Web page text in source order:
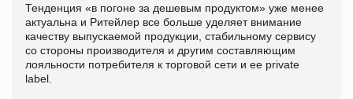
Тенденция «в погоне за дешевым продуктом» уже менее
актуальна и Ритейлер все больше уделяет внимание
качеству выпускаемой продукции, стабильному сервису
со стороны производителя и другим составляющим
лояльности потребителя к торговой сети и ее private
lаbel.